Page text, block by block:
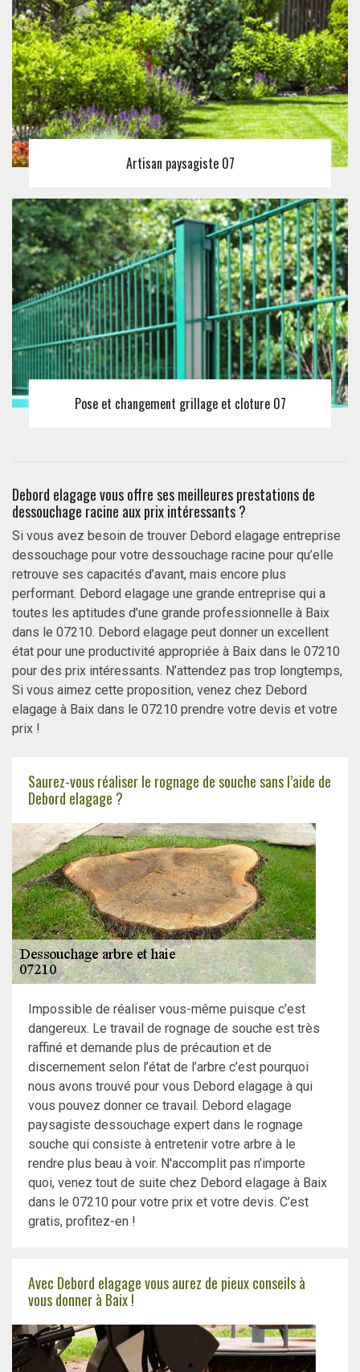
Artisan paysagiste 07
Pose et changement grillage et cloture 07
Debord elagage vous offre ses meilleures prestations de
dessouchage racine aux prix intéressants ?
Si vous avez besoin de trouver Debord elagage entreprise
dessouchage pour votre dessouchage racine pour qu’elle
retrouve ses capacités d’avant, mais encore plus
performant. Debord elagage une grande entreprise qui a
toutes les aptitudes d’une grande professionnelle à Baix
dans le 07210. Debord elagage peut donner un excellent
état pour une productivité appropriée à Baix dans le 07210
pour des prix intéressants. N’attendez pas trop longtemps,
Si vous aimez cette proposition, venez chez Debord
elagage à Baix dans le 07210 prendre votre devis et votre
prix !
Saurez-vous réaliser le rognage de souche sans l’aide de
Debord elagage ?
Impossible de réaliser vous-même puisque c’est
dangereux. Le travail de rognage de souche est très
raffiné et demande plus de précaution et de
discernement selon l’état de l’arbre c’est pourquoi
nous avons trouvé pour vous Debord elagage à qui
vous pouvez donner ce travail. Debord elagage
paysagiste dessouchage expert dans le rognage
souche qui consiste à entretenir votre arbre à le
rendre plus beau à voir. N'accomplit pas n’importe
quoi, venez tout de suite chez Debord elagage à Baix
dans le 07210 pour votre prix et votre devis. C’est
gratis, profitez-en !
Avec Debord elagage vous aurez de pieux conseils à
vous donner à Baix !